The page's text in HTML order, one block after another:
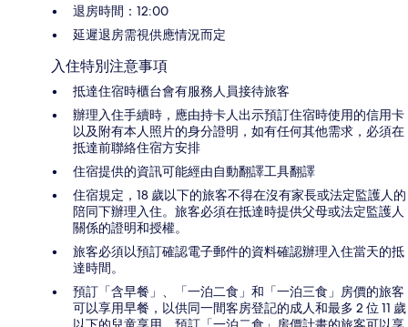
退房時間：12:00
延遲退房需視供應情況而定
入住特別注意事項
抵達住宿時櫃台會有服務人員接待旅客
辦理入住手續時，應由持卡人出示預訂住宿時使用的信用卡
以及附有本人照片的身分證明，如有任何其他需求，必須在
抵達前聯絡住宿方安排
住宿提供的資訊可能經由自動翻譯工具翻譯
住宿規定，18 歲以下的旅客不得在沒有家長或法定監護人的
陪同下辦理入住。旅客必須在抵達時提供父母或法定監護人
關係的證明和授權。
旅客必須以預訂確認電子郵件的資料確認辦理入住當天的抵
達時間。
預訂「含早餐」、「一泊二食」和「一泊三食」房價的旅客
可以享用早餐，以供同一間客房登記的成人和最多 2 位 11 歲